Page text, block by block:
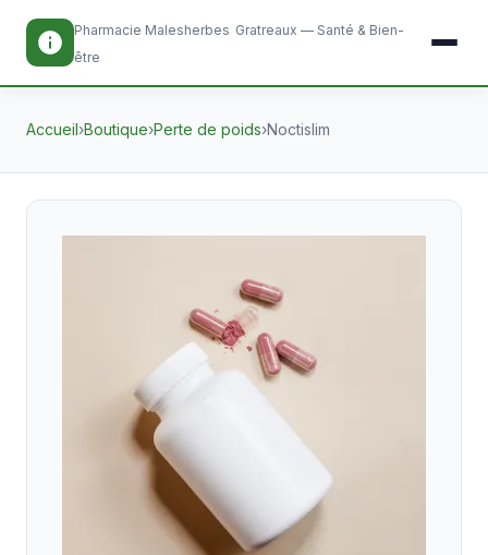
Pharmacie Malesherbes Gratreaux — Santé & Bien-
être
Accueil›Boutique›Perte de poids›Noctislim